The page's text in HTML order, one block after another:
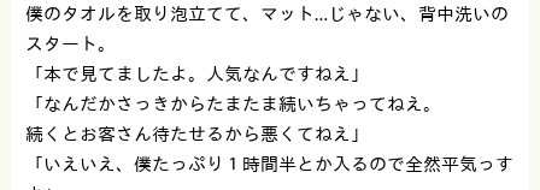
僕のタオルを取り泡立てて、マット…じゃない、背中洗いの
スタート。
「本で見てましたよ。人気なんですねえ」
「なんだかさっきからたまたま続いちゃってねえ。
続くとお客さん待たせるから悪くてねえ」
「いえいえ、僕たっぷり１時間半とか入るので全然平気っす